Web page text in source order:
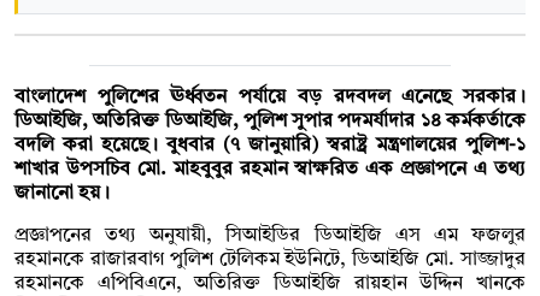
বাংলাদেশ পুলিশের ঊর্ধ্বতন পর্যায়ে বড় রদবদল এনেছে সরকার।
ডিআইজি, অতিরিক্ত ডিআইজি, পুলিশ সুপার পদমর্যাদার ১৪ কর্মকর্তাকে
বদলি করা হয়েছে। বুধবার (৭ জানুয়ারি) স্বরাষ্ট্র মন্ত্রণালয়ের পুলিশ-১
শাখার উপসচিব মো. মাহবুবুর রহমান স্বাক্ষরিত এক প্রজ্ঞাপনে এ তথ্য
জানানো হয়।
প্রজ্ঞাপনের তথ্য অনুযায়ী, সিআইডির ডিআইজি এস এম ফজলুর
রহমানকে রাজারবাগ পুলিশ টেলিকম ইউনিটে, ডিআইজি মো. সাজ্জাদুর
রহমানকে এপিবিএনে, অতিরিক্ত ডিআইজি রায়হান উদ্দিন খানকে